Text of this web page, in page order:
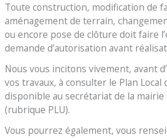
Toute construction, modification de
aménagement de terrain,
ou encore pose de clôture doit faire
demande d’autorisation avant
Nous vous incitons vivement, avant
vos travaux, à consulter le Plan Local
disponible au secrétariat de la
(rubrique PLU).
Vous pourrez également, vous